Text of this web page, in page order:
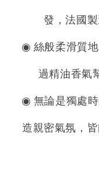
發，法國
◉ 絲般柔滑質
過精油香氣
◉ 無論是獨處
造親密氣氛，